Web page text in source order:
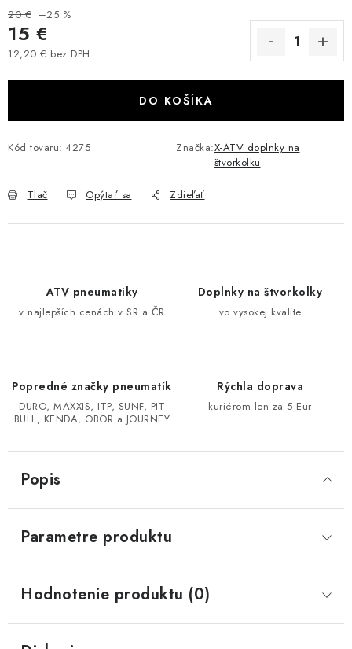
INÉ PRÍSLUŠENSTVO
YAMAHA GRIZZLY 550/660/700
SUZUKI KINGQUAD 700/750 LTA
CAN AM OUTLANDER 570/650/800/1000
CF MOTO 800/850 GLADIATOR X8
LINHAI 400/500/M550/650
TGB BLADE 600/1000 LT LTX
SEGWAY SNARLER AT6 AT5
Podmienky ochrany osobných údajov
Všeobecné obchodné podmienky
Reklamačný poriadok - formulár
Kontakt
20 € –25 %
15 €
12,20 € bez DPH
DO KOŠÍKA
Kód tovaru: 4275 Značka:X-ATV doplnky na
štvorkolku
Tlač Opýtať sa Zdieľať
ATV pneumatiky
v najlepších cenách v SR a ČR
Doplnky na štvorkolky
vo vysokej kvalite
Popredné značky pneumatík
DURO, MAXXIS, ITP, SUNF, PIT
BULL, KENDA, OBOR a JOURNEY
Rýchla doprava
kuriérom len za 5 Eur
Popis
Parametre produktu
Hodnotenie produktu (0)